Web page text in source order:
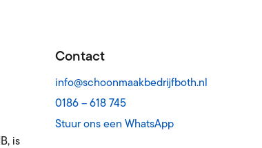
Vloeronderhoud
Groothandel
voor sanitaire en industriële lijn
Werkgebied
Werkgebied SMB Both
Bezorgroutes
is
Contact
info@schoonmaakbedrijfboth.nl
0186 – 618 745
Stuur ons een WhatsApp